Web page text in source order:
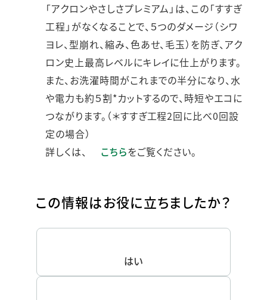
「アクロンやさしさプレミアム」は、この「すすぎ
工程」がなくなることで、５つのダメージ（シワ
ヨレ、型崩れ、縮み、色あせ、毛玉）を防ぎ、アク
ロン史上最高レベルにキレイに仕上がります。
また、お洗濯時間がこれまでの半分になり、水
や電力も約５割*カットするので、時短やエコに
つながります。（＊すすぎ工程2回に比べ0回設
定の場合）
詳しくは、
こちらをご覧ください。
この情報はお役に立ちましたか？
はい